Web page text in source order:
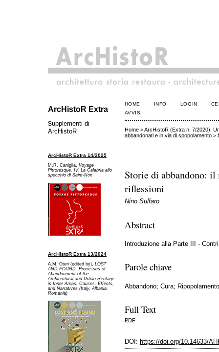
ArcHistoR Extra
supplementi di
ArcHistoR
ArcHistoR Extra 14/2025
M.R. Caniglia, Voyage
Pittoresque. IV. La Calabria allo
specchio di Saint-Non
ArcHistoR Extra 13/2024
A.M. Oteri (edited by), LOST
AND FOUND. Processes of
Abandonment of the
Architectural and Urban Heritage
in Inner Areas: Causes, Effects,
and Narratives (Italy, Albania,
Romania)
HOME INFO LOGIN
AVVISI
Home>ArcHistoR (Extra n. 7/2020):
abbandonati e in via di spopolamento>
Storie di abbandono:
riflessioni
Nino Sulfaro
Abstract
Introduzione alla Parte III -
Parole chiave
Abbandono; Cura;
Full Text
PDF
DOI: https://doi.org/10.14633/